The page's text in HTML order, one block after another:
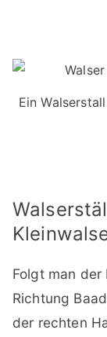
Ein
Folgt man
Richtung
der rechten